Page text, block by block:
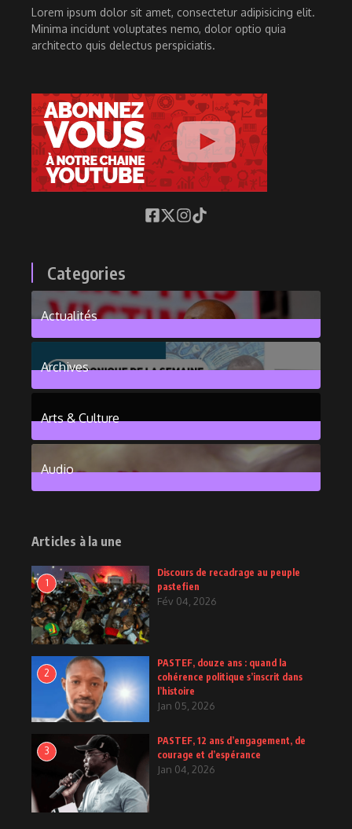
Lorem ipsum dolor sit amet, consectetur adipisicing elit.
Minima incidunt voluptates nemo, dolor optio quia
architecto quis delectus perspiciatis.
Categories
Actualités
376Posts
Archives
Arts & Culture
6Posts
Audio
Articles à la une
1
Discours de recadrage au peuple
pastefien
Fév 04, 2026
2
PASTEF, douze ans : quand la
cohérence politique s’inscrit dans
l’histoire
Jan 05, 2026
3
PASTEF, 12 ans d’engagement, de
courage et d’espérance
Jan 04, 2026